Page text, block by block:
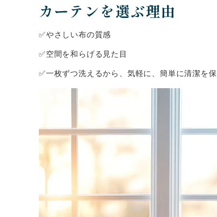
カーテンを選ぶ理由
✅やさしい布の質感
✅空間を和らげる見た目
✅一枚ずつ洗えるから、気軽に、簡単に清潔を